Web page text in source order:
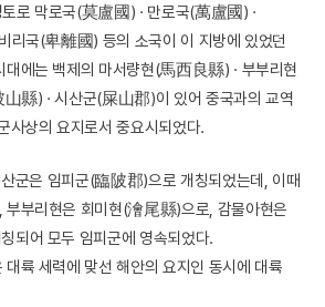
로 막로국(莫盧國) · 만로국(萬盧國) ·
리국(卑離國) 등의 소국이 이 지방에 있었던
대에는 백제의 마서량현(馬西良縣) · 부부리현
縣) · 시산군(屎山郡)이 있어 중국과의 교역
사상의 요지로서 중요시되었다.
군은 임피군(臨陂郡)으로 개칭되었는데, 이때
부부리현은 회미현(澮尾縣)으로, 감물아현은
되어 모두 임피군에 영속되었다.
륙 세력에 맞선 해안의 요지인 동시에 대륙